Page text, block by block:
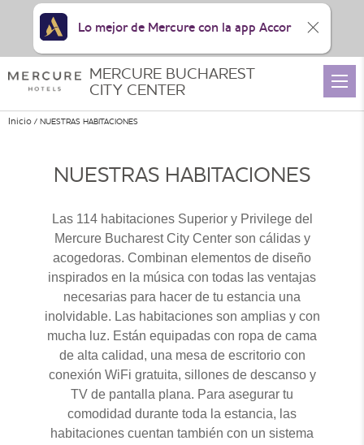
Inicio NUESTRAS HABITACIONES
NUESTRAS HABITACIONES
Las 114 habitaciones Superior y Privilege del
Mercure Bucharest City Center son cálidas y
acogedoras. Combinan elementos de diseño
inspirados en la música con todas las ventajas
necesarias para hacer de tu estancia una
inolvidable. Las habitaciones son amplias y con
mucha luz. Están equipadas con ropa de cama
de alta calidad, una mesa de escritorio con
conexión WiFi gratuita, sillones de descanso y
TV de pantalla plana. Para asegurar tu
comodidad durante toda la estancia, las
habitaciones cuentan también con un sistema
MERCURE BUCHAREST
CITY CENTER
Lo mejor de Mercure con la app Accor